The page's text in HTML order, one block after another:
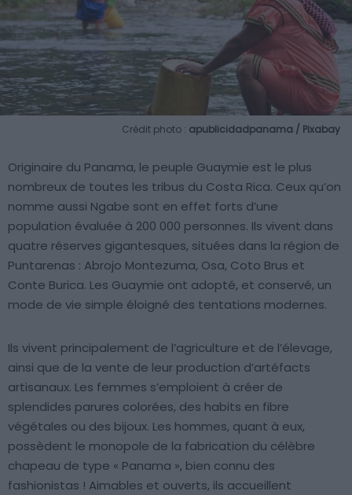
Crédit photo : apublicidadpanama / Pixabay
Originaire du Panama, le peuple Guaymie est le plus
nombreux de toutes les tribus du Costa Rica. Ceux qu’on
nomme aussi Ngabe sont en effet forts d’une
population évaluée à 200 000 personnes. Ils vivent dans
quatre réserves gigantesques, situées dans la région de
Puntarenas : Abrojo Montezuma, Osa, Coto Brus et
Conte Burica. Les Guaymie ont adopté, et conservé, un
mode de vie simple éloigné des tentations modernes.
Ils vivent principalement de l’agriculture et de l’élevage,
ainsi que de la vente de leur production d’artéfacts
artisanaux. Les femmes s’emploient à créer de
splendides parures colorées, des habits en fibre
végétales ou des bijoux. Les hommes, quant à eux,
possèdent le monopole de la fabrication du célèbre
chapeau de type « Panama », bien connu des
fashionistas ! Aimables et ouverts, ils accueillent